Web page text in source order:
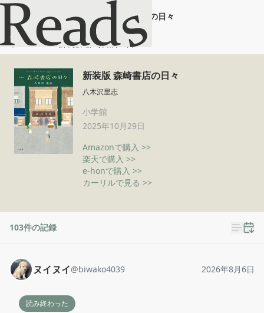
新装版 森崎書店の日々
ホーム 新装版 森崎書店の日々
新装版 森崎書店の日々
八木沢里志
小学館
2025年10月29日
Amazonで購入 >>
楽天で購入 >>
e-honで購入 >>
カーリルで見る >>
103件の記録
ヌイヌイ@biwako4039 2026年8月6日
読み終わった